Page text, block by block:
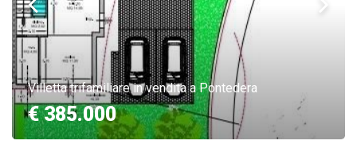
Villetta trifamiliare in vendita a Pontedera
€ 385.000